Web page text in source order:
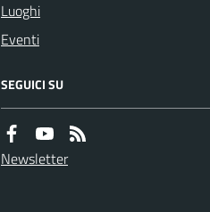
Luoghi
Eventi
SEGUICI SU
Newsletter